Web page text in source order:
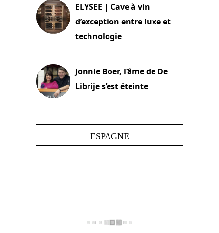
ELYSEE | Cave à vin
d’exception entre luxe et
technologie
Jonnie Boer, l’âme de De
Librije s’est éteinte
ESPAGNE